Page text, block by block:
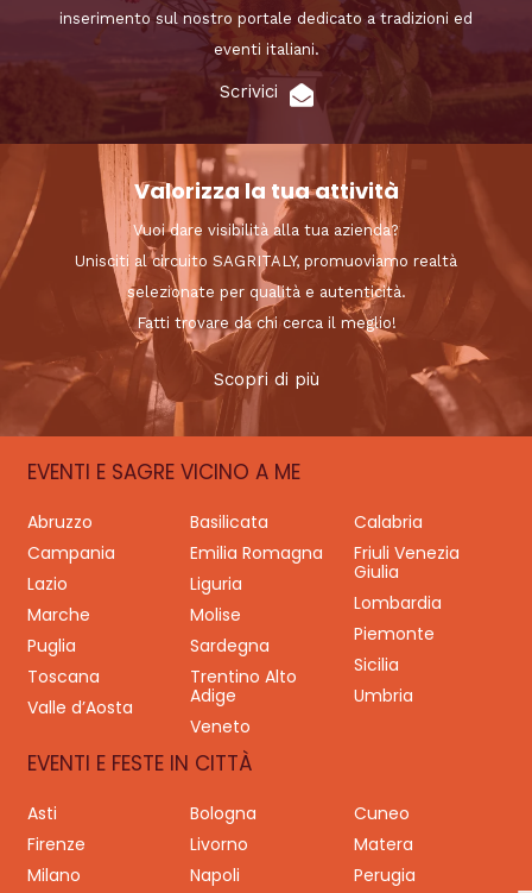
inserimento sul nostro portale dedicato a tradizioni ed
eventi italiani.
Scrivici
Valorizza la tua attività
Vuoi dare visibilità alla tua azienda?
Unisciti al circuito SAGRITALY, promuoviamo realtà
selezionate per qualità e autenticità.
Fatti trovare da chi cerca il meglio!
Scopri di più
EVENTI E SAGRE VICINO A ME
Abruzzo Basilicata
Calabria
Campania
Emilia Romagna
Friuli Venezia
Giulia
Lazio
Liguria
Lombardia
Marche
Molise
Piemonte
Puglia
Sardegna
Sicilia
Toscana
Trentino Alto
Adige
Umbria
Valle d’Aosta
Veneto
EVENTI E FESTE IN CITTÀ
Asti Bologna
Cuneo
Firenze
Livorno
Matera
Milano
Napoli
Perugia